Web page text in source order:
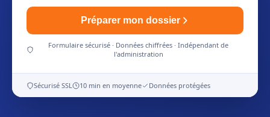
Préparer mon dossier
Formulaire sécurisé · Données chiffrées · Indépendant de
l'administration
Sécurisé SSL 10 min en moyenne Données protégées